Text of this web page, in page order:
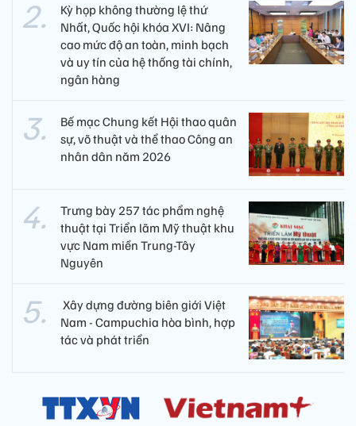
Kỳ họp không thường lệ thứ
Nhất, Quốc hội khóa XVI: Nâng
cao mức độ an toàn, minh bạch
và uy tín của hệ thống tài chính,
ngân hàng
Bế mạc Chung kết Hội thao quân
sự, võ thuật và thể thao Công an
nhân dân năm 2026
Trưng bày 257 tác phẩm nghệ
thuật tại Triển lãm Mỹ thuật khu
vực Nam miền Trung-Tây
Nguyên
​ Xây dựng đường biên giới Việt
Nam - Campuchia hòa bình, hợp
tác và phát triển